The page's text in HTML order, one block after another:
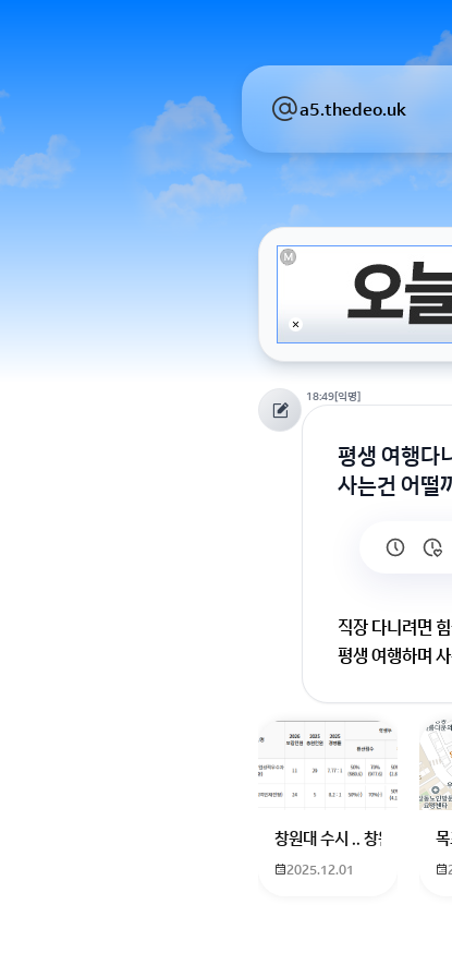
a5.thedeo.uk
18:49[익명]
평생 여행다
사는건 어떨
직장 다니려면
평생 여행하며
어떤 방식으로
회원가입 혹은
창원대 수시 .. 창원대를 목
2025.12.01